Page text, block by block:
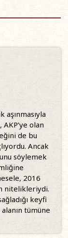
olan
de bu
Ancak
söylemek
2016
nitelikleriydi.
keyfi
tümüne